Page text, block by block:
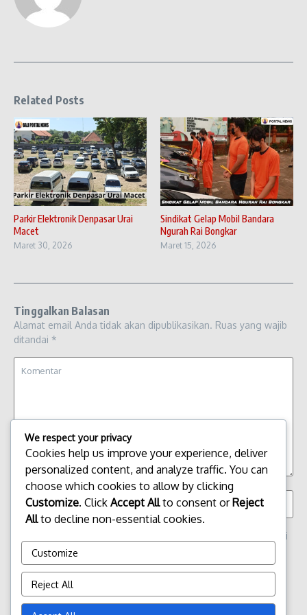
Related Posts
Parkir Elektronik Denpasar Urai
Macet
Maret 30, 2026
Sindikat Gelap Mobil Bandara
Ngurah Rai Bongkar
Maret 15, 2026
Tinggalkan Balasan
Alamat email Anda tidak akan dipublikasikan. Ruas yang wajib
ditandai *
Simpan nama, email, dan situs web saya pada peramban ini
untuk komentar saya berikutnya.
We respect your privacy
Cookies help us improve your experience, deliver
personalized content, and analyze traffic. You can
choose which cookies to allow by clicking
Customize. Click Accept Allto consent orReject
Allto decline non-essential cookies.
Customize
Reject All